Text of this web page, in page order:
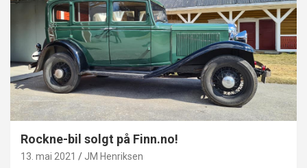
Rockne-bil solgt på Finn.no!
13. mai 2021 JM Henriksen